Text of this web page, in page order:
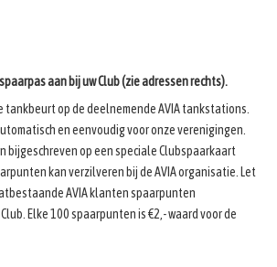
aan bij uw Club (zie adressen rechts).
tankbeurt op de deelnemende AVIA tankstations.
en eenvoudig voor onze verenigingen.
bijgeschreven op een speciale Clubspaarkaart
kan verzilveren bij de AVIA organisatie. Let
AVIA klanten spaarpunten
Elke 100 spaarpunten is €2,- waard voor de